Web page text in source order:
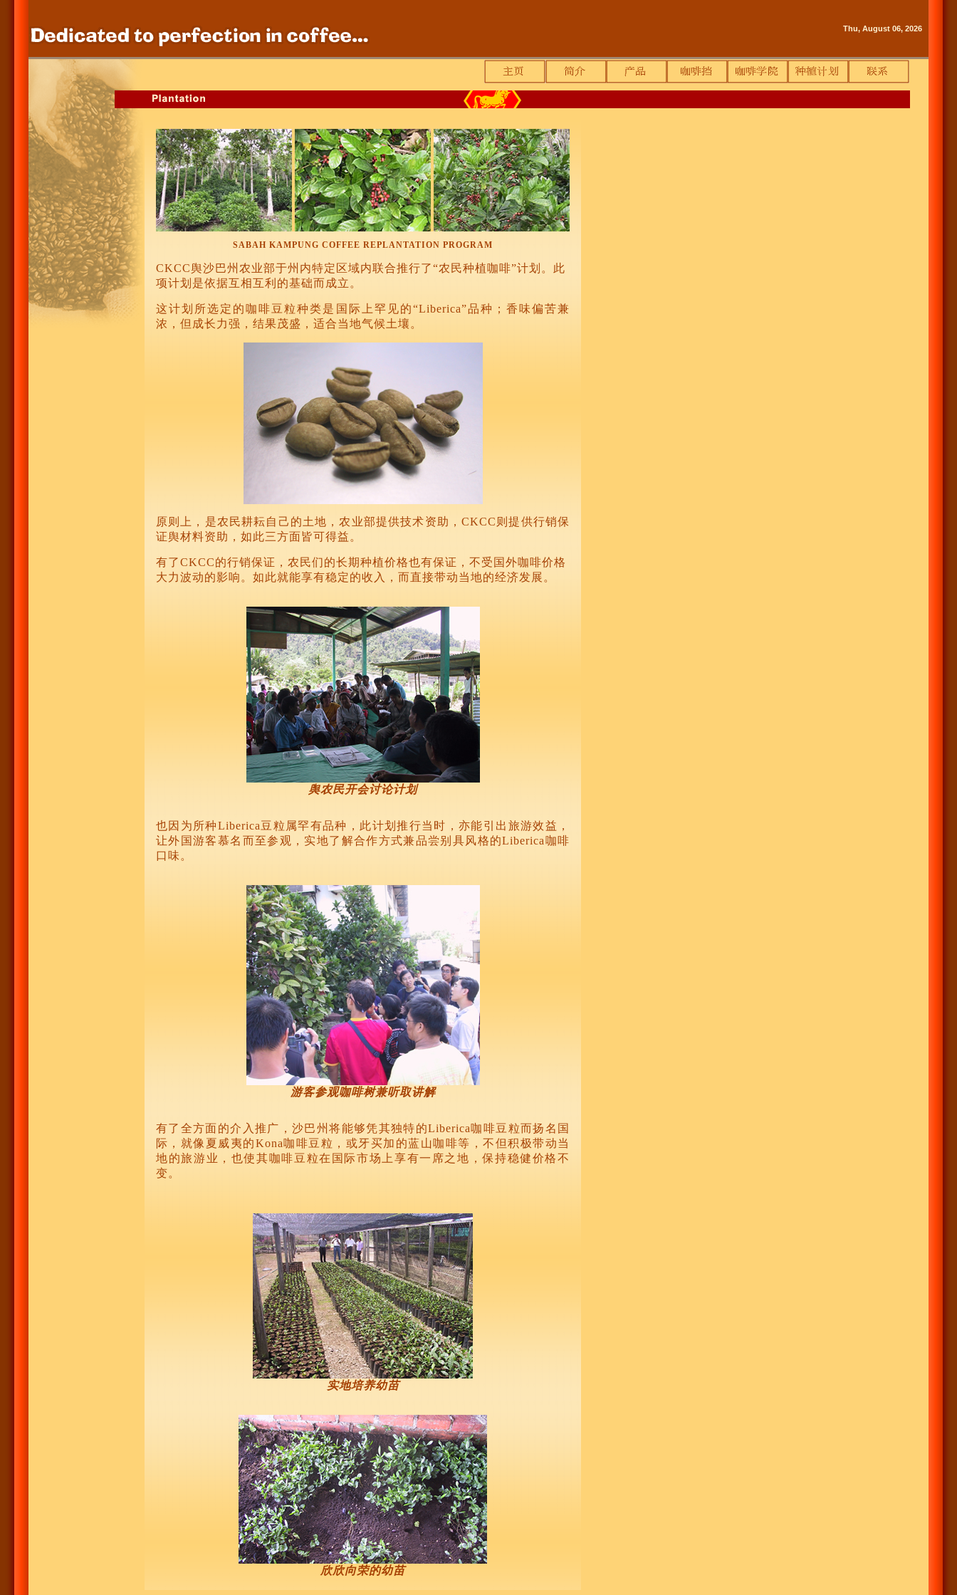
Thu, August 06, 2026
SABAH KAMPUNG COFFEE REPLANTATION PROGRAM
CKCC舆沙巴州农业部于州内特定区域内联合推行了“农民种植咖啡”计划。此
项计划是依据互相互利的基础而成立。
这计划所选定的咖啡豆粒种类是国际上罕见的“Liberica”品种；香味偏苦兼
浓，但成长力强，结果茂盛，适合当地气候土壤。
原则上，是农民耕耘自己的土地，农业部提供技术资助，CKCC则提供行销保
证舆材料资助，如此三方面皆可得益。
有了CKCC的行销保证，农民们的长期种植价格也有保证，不受国外咖啡价格
大力波动的影响。如此就能享有稳定的收入，而直接带动当地的经济发展。
舆农民开会讨论计划
也因为所种Liberica豆粒属罕有品种，此计划推行当时，亦能引出旅游效益，
让外国游客慕名而至参观，实地了解合作方式兼品尝别具风格的Liberica咖啡
口味。
游客参观咖啡树兼听取讲解
有了全方面的介入推广，沙巴州将能够凭其独特的Liberica咖啡豆粒而扬名国
际，就像夏威夷的Kona咖啡豆粒，或牙买加的蓝山咖啡等，不但积极带动当
地的旅游业，也使其咖啡豆粒在国际市场上享有一席之地，保持稳健价格不
变。
实地培养幼苗
欣欣向荣的幼苗